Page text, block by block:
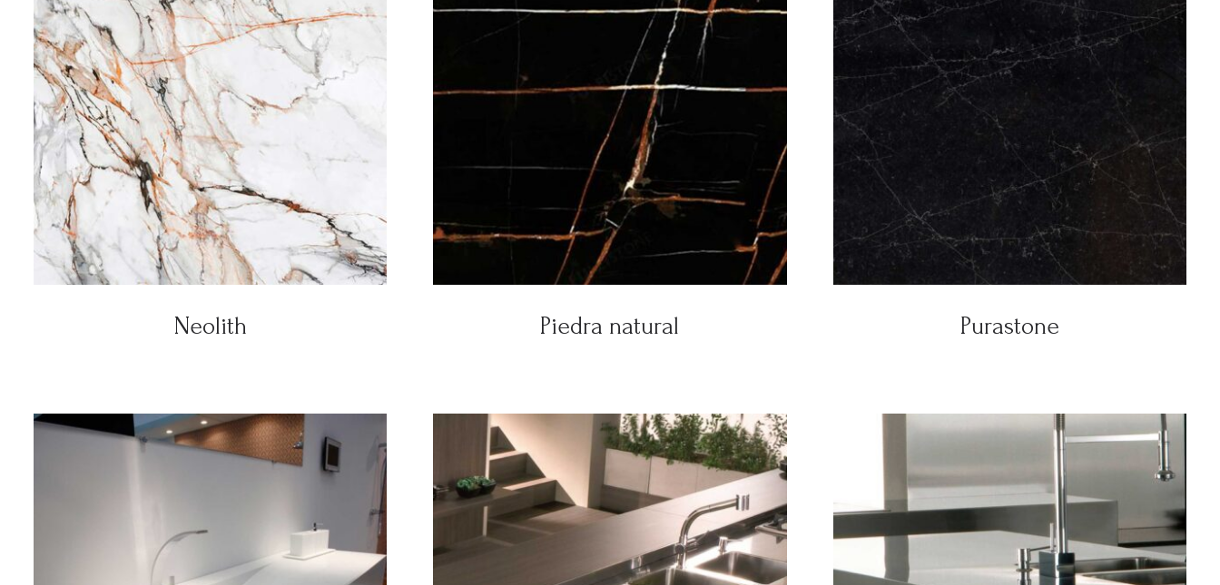
Neolith Piedra natural Purastone